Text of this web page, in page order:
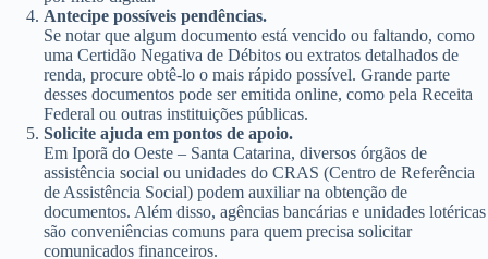
Antecipe possíveis pendências.
Se notar que algum documento está vencido ou faltando, como
uma Certidão Negativa de Débitos ou extratos detalhados de
renda, procure obtê-lo o mais rápido possível. Grande parte
desses documentos pode ser emitida online, como pela Receita
Federal ou outras instituições públicas.
Solicite ajuda em pontos de apoio.
Em Iporã do Oeste – Santa Catarina, diversos órgãos de
assistência social ou unidades do CRAS (Centro de Referência
de Assistência Social) podem auxiliar na obtenção de
documentos. Além disso, agências bancárias e unidades lotéricas
são conveniências comuns para quem precisa solicitar
comunicados financeiros.